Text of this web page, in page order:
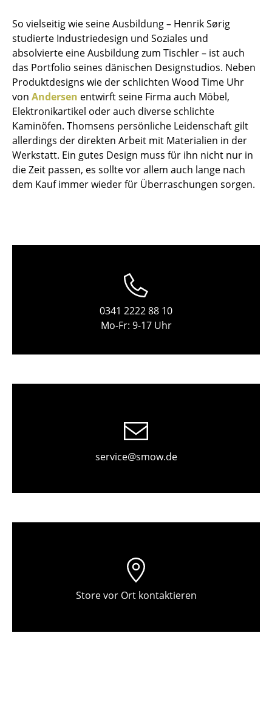
Hocker
Bänke & Liegen
Sitzsäcke
Gartenstühle
Kinderstühle
Schaukelstühle
Bürodrehstühle
Konferenzstühle
Schreibtische
Stehtische & Stehpulte
Regale & Schränke
So vielseitig wie seine Ausbildung – Henrik Sørig
studierte Industriedesign und Soziales und
absolvierte eine Ausbildung zum Tischler – ist auch
das Portfolio seines dänischen Designstudios. Neben
Produktdesigns wie der schlichten Wood Time Uhr
von Andersen entwirft seine Firma auch Möbel,
Elektronikartikel oder auch diverse schlichte
Kaminöfen. Thomsens persönliche Leidenschaft gilt
allerdings der direkten Arbeit mit Materialien in der
Werkstatt. Ein gutes Design muss für ihn nicht nur in
die Zeit passen, es sollte vor allem auch lange nach
dem Kauf immer wieder für Überraschungen sorgen.
0341 2222 88 10
Mo-Fr: 9-17 Uhr
service@smow.de
Store vor Ort kontaktieren